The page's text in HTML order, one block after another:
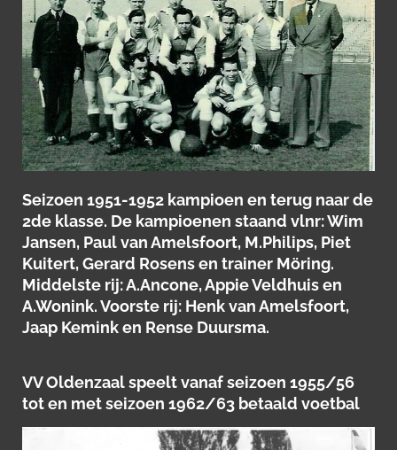
Seizoen 1951-1952 kampioen en terug naar de
2de klasse. De kampioenen staand vlnr: Wim
Jansen, Paul van Amelsfoort, M.Philips, Piet
Kuitert, Gerard Rosens en trainer Möring.
Middelste rij: A.Ancone, Appie Veldhuis en
A.Wonink. Voorste rij: Henk van Amelsfoort,
Jaap Kemink en Rense Duursma.
VV Oldenzaal speelt vanaf seizoen 1955/56
tot en met seizoen 1962/63 betaald voetbal